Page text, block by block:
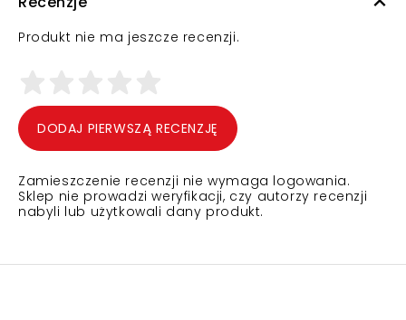
Produkt nie ma jeszcze recenzji.
DODAJ PIERWSZĄ RECENZJĘ
Zamieszczenie recenzji nie wymaga logowania.
Sklep nie prowadzi weryfikacji, czy autorzy recenzji
nabyli lub użytkowali dany produkt.